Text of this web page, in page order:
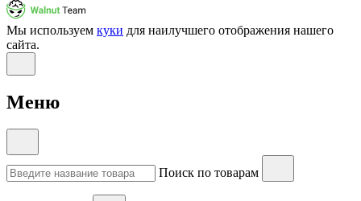
Мы используем куки для наилучшего отображения нашего
сайта.
Меню
Поиск по товарам